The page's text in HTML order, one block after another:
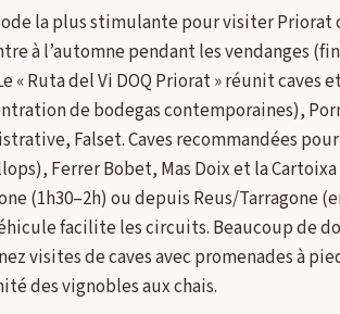
la plus stimulante pour visiter
à l’automne pendant les vendanges
« Ruta del Vi DOQ Priorat » réunit
de bodegas contemporaines),
Falset. Caves recommandées
Ferrer Bobet, Mas Doix et la
(1h30–2h) ou depuis Reus/Tarragone
facilite les circuits. Beaucoup de
visites de caves avec promenades à
des vignobles aux chais.